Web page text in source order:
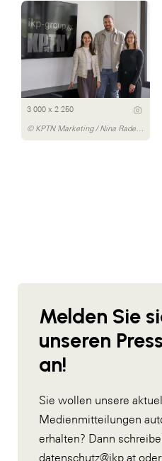
3 000 x 2 250
Melden Sie
unseren
an!
Sie wollen unsere
Medienmitteilungen
erhalten? Dann
datenschutz@ikp.at